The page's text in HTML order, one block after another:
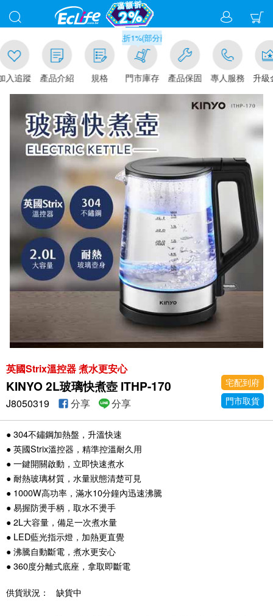
蹤 產品介紹
滿千元門市取貨現折1%(部分商品不適用)-請點我看
門市庫存 產品保固 專人服務 升級金賺
英國Strix溫控器 煮水更安心
KINYO 2L玻璃快煮壺 ITHP-170
宅配到府
門市取貨
J8050319 分享 分享
● 304不鏽鋼加熱盤，升溫快速
● 英國Strix溫控器，精準控溫耐久用
● 一鍵開關啟動，立即快速煮水
● 耐熱玻璃材質，水量狀態清楚可見
● 1000W高功率，滿水10分鐘內迅速沸騰
● 易握防燙手柄，取水不燙手
● 2L大容量，備足一次煮水量
● LED藍光指示燈，加熱更直覺
● 沸騰自動斷電，煮水更安心
● 360度分離式底座，拿取即斷電
供貨狀況： 缺貨中